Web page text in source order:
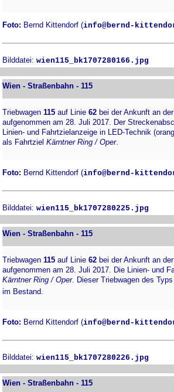
Foto: Bernd Kittendorf (info@bernd-
Bilddatei: wien115_bk1707280166.jpg
Wien - Straßenbahn - 115
Triebwagen 115 auf Linie 62 bei der Ankunft an
aufgenommen am 28. Juli 2017. Der
Linien- und Fahrtzielanzeige in LED-Technik
als Fahrtziel Kärntner Ring / Oper.
Foto: Bernd Kittendorf (info@bernd-
Bilddatei: wien115_bk1707280225.jpg
Wien - Straßenbahn - 115
Triebwagen 115 auf Linie 62 bei der Ankunft an
aufgenommen am 28. Juli 2017. Die Linien- und
Kärntner Ring / Oper. Dieser Triebwagen des Typs
im Bestand.
Foto: Bernd Kittendorf (info@bernd-
Bilddatei: wien115_bk1707280226.jpg
Wien - Straßenbahn - 115